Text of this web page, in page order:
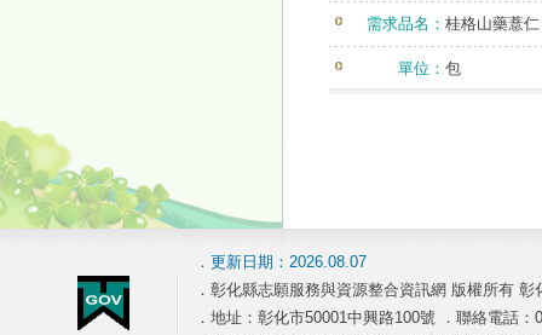
需求品名： 桂格山藥薏
單位： 包
．更新日期：2026.08.07
．彰化縣志願服務與資源整合資訊網 版權所有 彰
．地址：彰化市50001中興路100號 ．聯絡電話